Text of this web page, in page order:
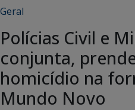
Geral
Polícias Civil e
conjunta,
homicídio na
Mundo Novo